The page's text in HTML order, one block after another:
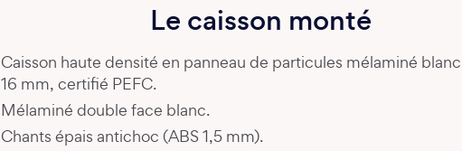
Le caisson monté
Caisson haute densité en panneau de particules mélaminé
16 mm, certifié PEFC.
Mélaminé double face blanc.
Chants épais antichoc (ABS 1,5 mm).